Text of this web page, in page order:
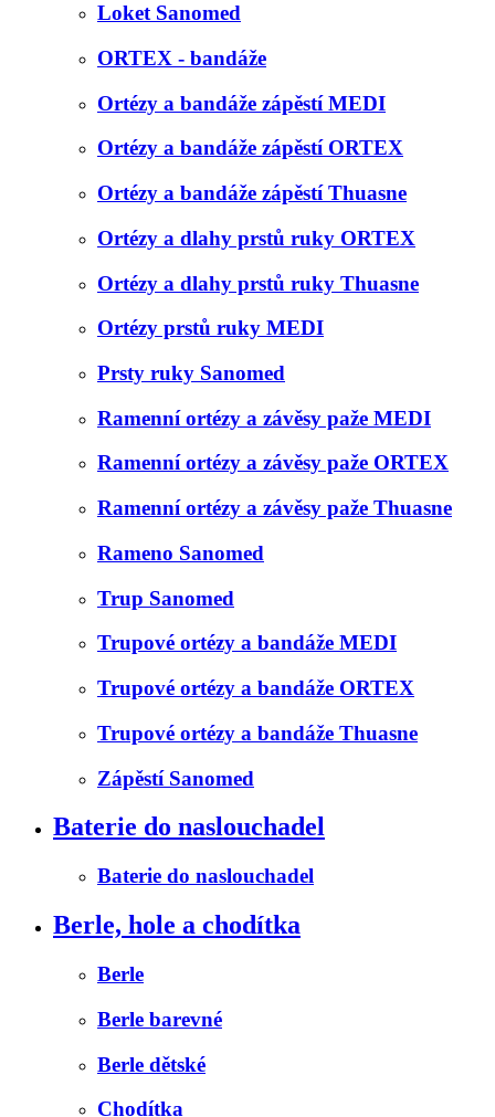
Loket Sanomed
ORTEX - bandáže
Ortézy a bandáže zápěstí MEDI
Ortézy a bandáže zápěstí ORTEX
Ortézy a bandáže zápěstí Thuasne
Ortézy a dlahy prstů ruky ORTEX
Ortézy a dlahy prstů ruky Thuasne
Ortézy prstů ruky MEDI
Prsty ruky Sanomed
Ramenní ortézy a závěsy paže MEDI
Ramenní ortézy a závěsy paže ORTEX
Ramenní ortézy a závěsy paže Thuasne
Rameno Sanomed
Trup Sanomed
Trupové ortézy a bandáže MEDI
Trupové ortézy a bandáže ORTEX
Trupové ortézy a bandáže Thuasne
Zápěstí Sanomed
Baterie do naslouchadel
Baterie do naslouchadel
Berle, hole a chodítka
Berle
Berle barevné
Berle dětské
Chodítka